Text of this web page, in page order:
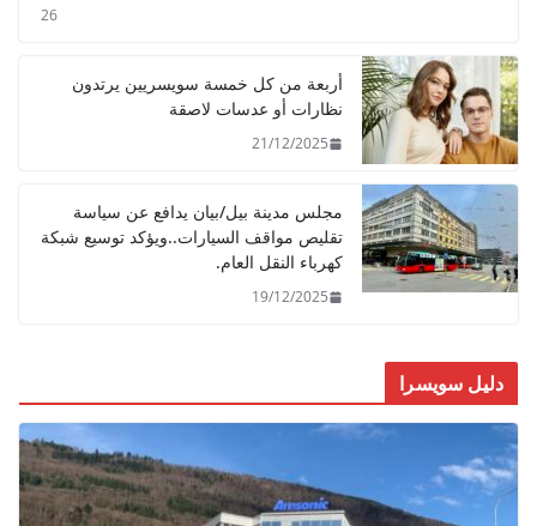
26
أربعة من كل خمسة سويسريين يرتدون
نظارات أو عدسات لاصقة
21/12/2025
مجلس مدينة بيل/بيان يدافع عن سياسة
تقليص مواقف السيارات..ويؤكد توسيع شبكة
كهرباء النقل العام.
19/12/2025
دليل سويسرا